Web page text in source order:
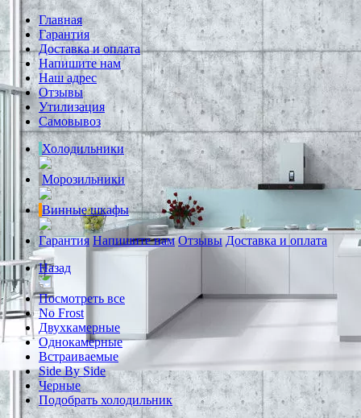
Главная
Гарантия
Доставка и оплата
Напишите нам
Наш адрес
Отзывы
Утилизация
Самовывоз
Холодильники
Морозильники
Винные шкафы
Гарантия Напишите нам Отзывы Доставка и оплата
Назад
Посмотреть все
No Frost
Двухкамерные
Однокамерные
Встраиваемые
Side By Side
Черные
Подобрать холодильник